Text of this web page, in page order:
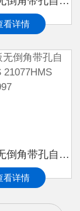
看详情
双耳托板无倒角带孔自锁螺母 MS 21077HMS 21077H-1997
看详情